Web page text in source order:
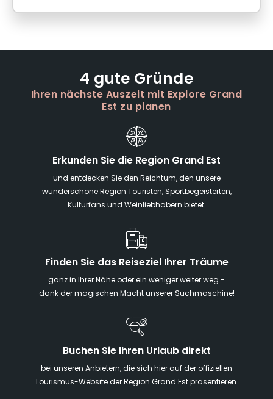
4 gute Gründe
Ihren nächste Auszeit mit Explore Grand
Est zu planen
Erkunden Sie die Region Grand Est
und entdecken Sie den Reichtum, den unsere
wunderschöne Region Touristen, Sportbegeisterten,
Kulturfans und Weinliebhabern bietet.
Finden Sie das Reiseziel Ihrer Träume
ganz in Ihrer Nähe oder ein weniger weiter weg -
dank der magischen Macht unserer Suchmaschine!
Buchen Sie Ihren Urlaub direkt
bei unseren Anbietern, die sich hier auf der offiziellen
Tourismus-Website der Region Grand Est präsentieren.